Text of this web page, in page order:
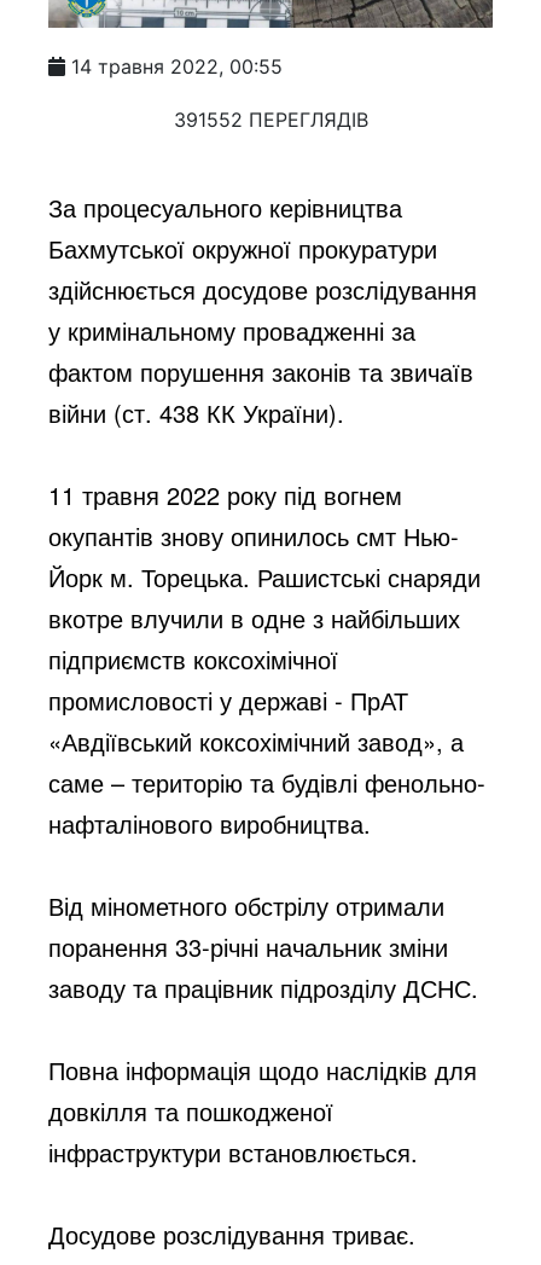
14 травня 2022, 00:55
391552 ПЕРЕГЛЯДІВ
За процесуального керівництва
Бахмутської окружної прокуратури
здійснюється досудове розслідування
у кримінальному провадженні за
фактом порушення законів та звичаїв
війни (ст. 438 КК України).
11 травня 2022 року під вогнем
окупантів знову опинилось смт Нью-
Йорк м. Торецька. Рашистські снаряди
вкотре влучили в одне з найбільших
підприємств коксохімічної
промисловості у державі - ПрАТ
«Авдіївський коксохімічний завод», а
саме – територію та будівлі фенольно-
нафталінового виробництва.
Від мінометного обстрілу отримали
поранення 33-річні начальник зміни
заводу та працівник підрозділу ДСНС.
Повна інформація щодо наслідків для
довкілля та пошкодженої
інфраструктури встановлюється.
Досудове розслідування триває.